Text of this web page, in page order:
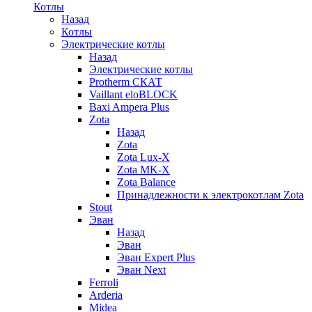
Котлы
Назад
Котлы
Электрические котлы
Назад
Электрические котлы
Protherm СКАТ
Vaillant eloBLOCK
Baxi Ampera Plus
Zota
Назад
Zota
Zota Lux-X
Zota MK-X
Zota Balance
Принадлежности к электрокотлам Zota
Stout
Эван
Назад
Эван
Эван Expert Plus
Эван Next
Ferroli
Arderia
Midea